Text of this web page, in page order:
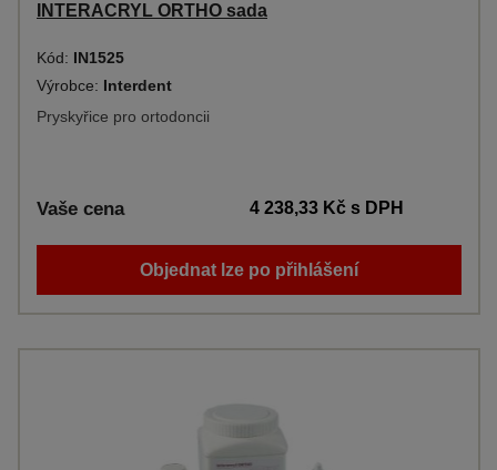
INTERACRYL ORTHO sada
Kód: IN1525
Výrobce: Interdent
Pryskyřice pro ortodoncii
Vaše cena 4 238,33 Kčs DPH
Objednat lze po přihlášení